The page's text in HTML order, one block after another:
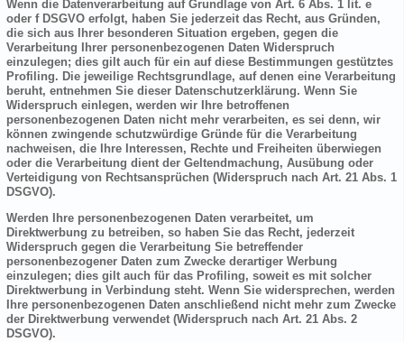
Wenn die Datenverarbeitung auf Grundlage von Art. 6 Abs. 1 lit. e
oder f DSGVO erfolgt, haben Sie jederzeit das Recht, aus Gründen,
die sich aus Ihrer besonderen Situation ergeben, gegen die
Verarbeitung Ihrer personenbezogenen Daten Widerspruch
einzulegen; dies gilt auch für ein auf diese Bestimmungen gestütztes
Profiling. Die jeweilige Rechtsgrundlage, auf denen eine Verarbeitung
beruht, entnehmen Sie dieser Datenschutzerklärung. Wenn Sie
Widerspruch einlegen, werden wir Ihre betroffenen
personenbezogenen Daten nicht mehr verarbeiten, es sei denn, wir
können zwingende schutzwürdige Gründe für die Verarbeitung
nachweisen, die Ihre Interessen, Rechte und Freiheiten überwiegen
oder die Verarbeitung dient der Geltendmachung, Ausübung oder
Verteidigung von Rechtsansprüchen (Widerspruch nach Art. 21 Abs. 1
DSGVO).
Werden Ihre personenbezogenen Daten verarbeitet, um
Direktwerbung zu betreiben, so haben Sie das Recht, jederzeit
Widerspruch gegen die Verarbeitung Sie betreffender
personenbezogener Daten zum Zwecke derartiger Werbung
einzulegen; dies gilt auch für das Profiling, soweit es mit solcher
Direktwerbung in Verbindung steht. Wenn Sie widersprechen, werden
Ihre personenbezogenen Daten anschließend nicht mehr zum Zwecke
der Direktwerbung verwendet (Widerspruch nach Art. 21 Abs. 2
DSGVO).